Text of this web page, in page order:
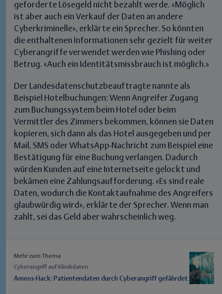
geforderte Lösegeld nicht bezahlt werde. «Möglich
ist aber auch ein Verkauf der Daten an andere
Cyberkriminelle», erklärte ein Sprecher. So könnten
die enthaltenen Informationen sehr gezielt für weiter
Cyberangriffe verwendet werden wie Phishing oder
Betrug. «Auch ein Identitätsmissbrauch ist möglich.»
Der Landesdatenschutzbeauftragte nannte als
Beispiel Hotelbuchungen: Wenn Angreifer Zugang
zum Buchungssystem beim Hotel oder beim
Vermittler des Zimmers bekommen, können sie Daten
kopieren, sich dann als das Hotel ausgegeben und per
Mail, SMS oder WhatsApp-Nachricht zum Beispiel eine
Bestätigung für eine Buchung verlangen. Dadurch
würden Kunden auf eine Internetseite gelockt und
bekämen eine Zahlungsaufforderung. «Es sind reale
Daten, wodurch die Kontaktaufnahme des Angreifers
glaubwürdig wird», erklärte der Sprecher. Wenn man
zahlt, sei das Geld aber wahrscheinlich weg.
Mehr zum Thema
Cyberangriff auf Klinikdaten
Ameos-Hack: Patientendaten durch Cyberangriff gefährdet